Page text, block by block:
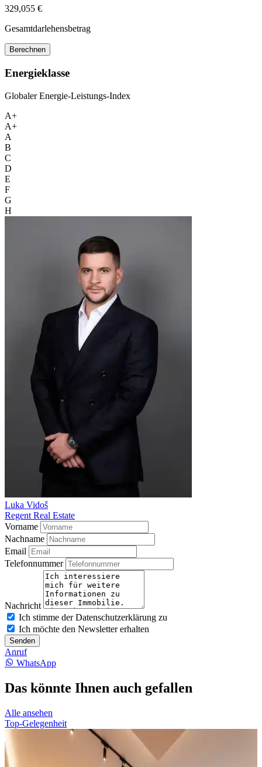
329,055 €
Gesamtdarlehensbetrag
Berechnen
Energieklasse
Globaler Energie-Leistungs-Index
A+
A+
A
B
C
D
E
F
G
H
Luka Vidoš
Regent Real Estate
Vorname
Nachname
Email
Telefonnummer
Nachricht
Ich stimme der Datenschutzerklärung zu
Ich möchte den Newsletter erhalten
Senden
Anruf
WhatsApp
Das könnte Ihnen auch gefallen
Alle ansehen
Top-Gelegenheit